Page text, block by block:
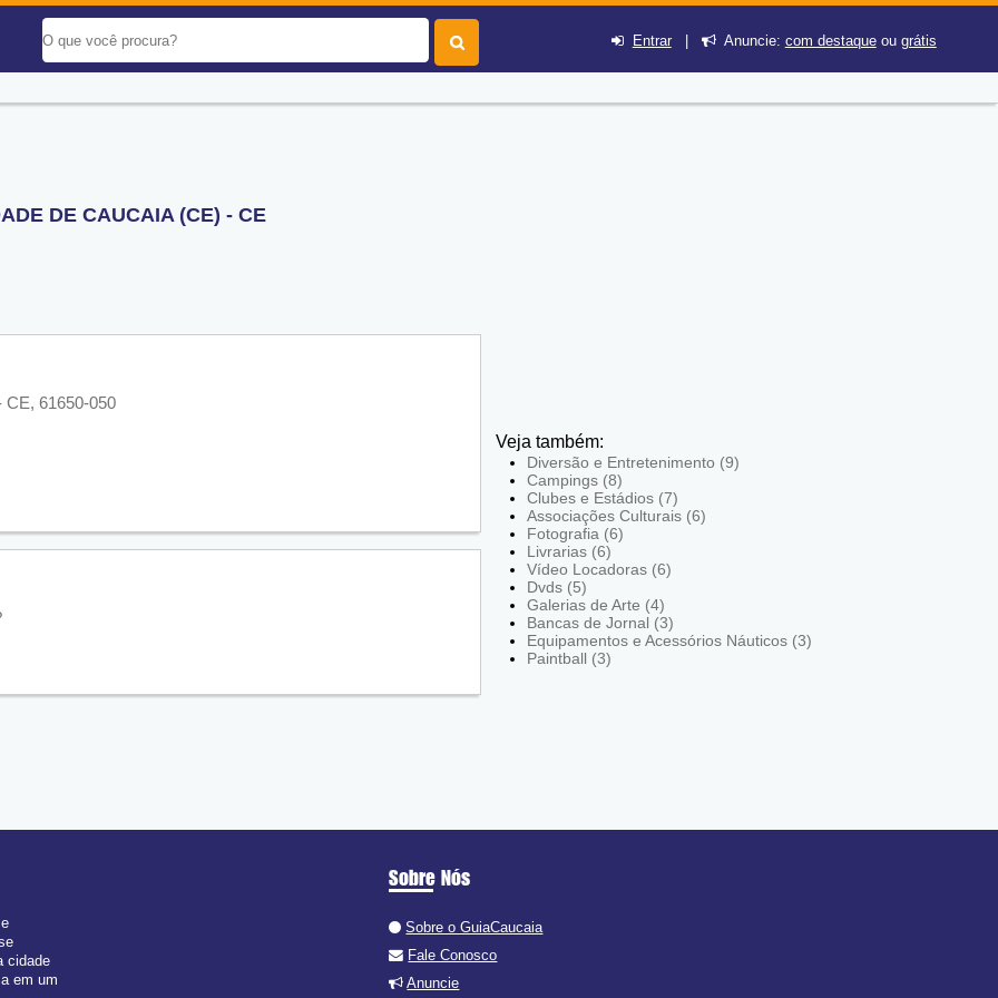
Entrar| Anuncie: com destaqueou grátis
DE CAUCAIA (CE) - CE
CE, 61650-050
Veja também:
Diversão e Entretenimento (9)
Campings (8)
Clubes e Estádios (7)
Associações Culturais (6)
Fotografia (6)
Livrarias (6)
Vídeo Locadoras (6)
Dvds (5)
Galerias de Arte (4)
Bancas de Jornal (3)
Equipamentos e Acessórios Náuticos (3)
Paintball (3)
cidade
em um
Sobre Nós
Sobre o GuiaCaucaia
Fale Conosco
Anuncie